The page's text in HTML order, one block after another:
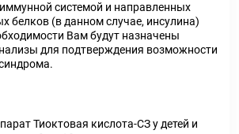
системой и направленных
белков (в данном случае, инсулина)
Вам будут назначены
для подтверждения возможности
Тиоктовая кислота-СЗ у детей и